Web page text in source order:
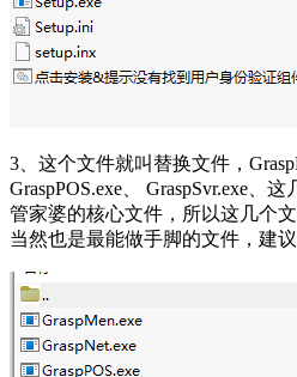
3、这个文件就叫替换文件，
GraspPOS.exe、 GraspSvr.exe、
管家婆的核心文件，所以这几个
当然也是最能做手脚的文件，建